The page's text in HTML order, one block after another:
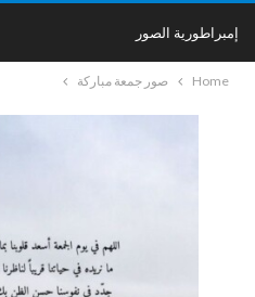
إمبراطورية الصور
Home صور جمعة مباركة